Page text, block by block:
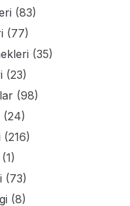
(83)
(77)
(35)
(23)
(98)
(24)
(216)
(1)
(73)
(8)